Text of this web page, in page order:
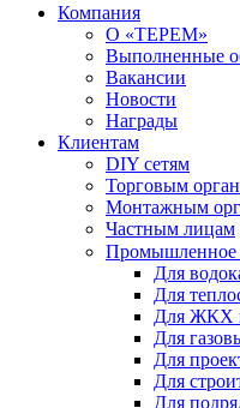
Компания
О «ТЕРЕМ»
Выполненные
Вакансии
Новости
Награды
Клиентам
DIY сетям
Торговым
Монтажным
Частным лицам
Промышленное
Для
Для
Для ЖКХ
Для
Для
Для
Для